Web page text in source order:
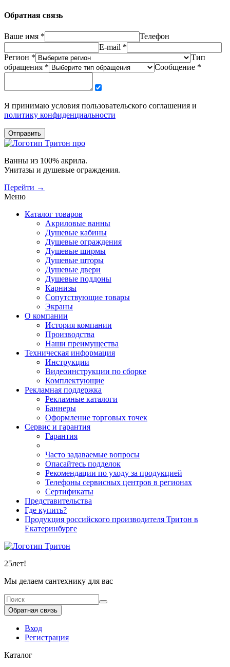
Обратная связь
Ваше имя *
Телефон
E-mail *
Регион *
Тип
обращения *
Сообщение *
Я принимаю условия пользовательского соглашения и
политику конфиденциальности
Отправить
Ванны из 100% акрила.
Унитазы и душевые ограждения.
Перейти →
Меню
Каталог товаров
Акриловые ванны
Душевые кабины
Душевые ограждения
Душевые ширмы
Душевые шторы
Душевые двери
Душевые поддоны
Карнизы
Сопутствующие товары
Экраны
О компании
История компании
Производства
Наши преимущества
Техническая информация
Инструкции
Видеоинструкции по сборке
Комплектующие
Рекламная поддержка
Рекламные каталоги
Баннеры
Оформление торговых точек
Сервис и гарантия
Гарантия
Часто задаваемые вопросы
Опасайтесь подделок
Рекомендации по уходу за продукцией
Телефоны сервисных центров в регионах
Сертификаты
Представительства
Где купить?
Продукция российского производителя Тритон в
Екатеринбурге
25лет!
Мы делаем сантехнику для вас
Обратная связь
Вход
Регистрация
Каталог